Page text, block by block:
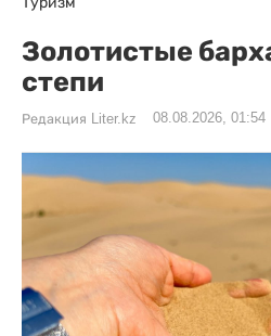
Золотистые
степи
Редакция Liter.kz 08.08.2026, 01:54